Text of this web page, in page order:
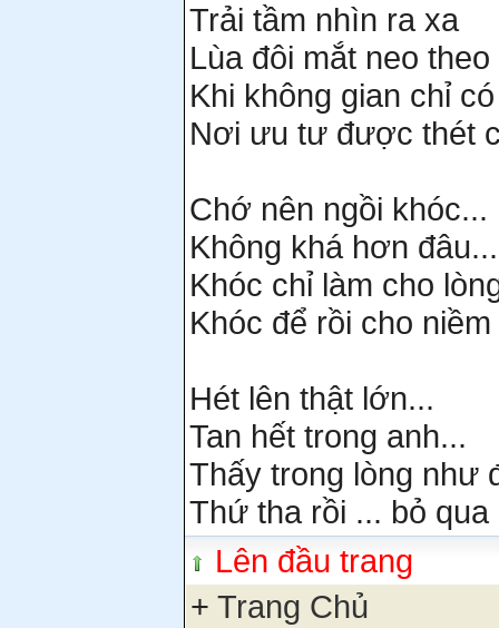
Trải tầm nhìn ra xa
Lùa đôi mắt neo
Khi không gian chỉ
Nơi ưu tư được thét
Chớ nên ngồi khóc...
Không khá hơn đâu...
Khóc chỉ làm cho
Khóc để rồi cho
Hét lên thật lớn...
Tan hết trong anh...
Thấy trong lòng như
Thứ tha rồi ... bỏ
Lên đầu trang
+ Trang Chủ